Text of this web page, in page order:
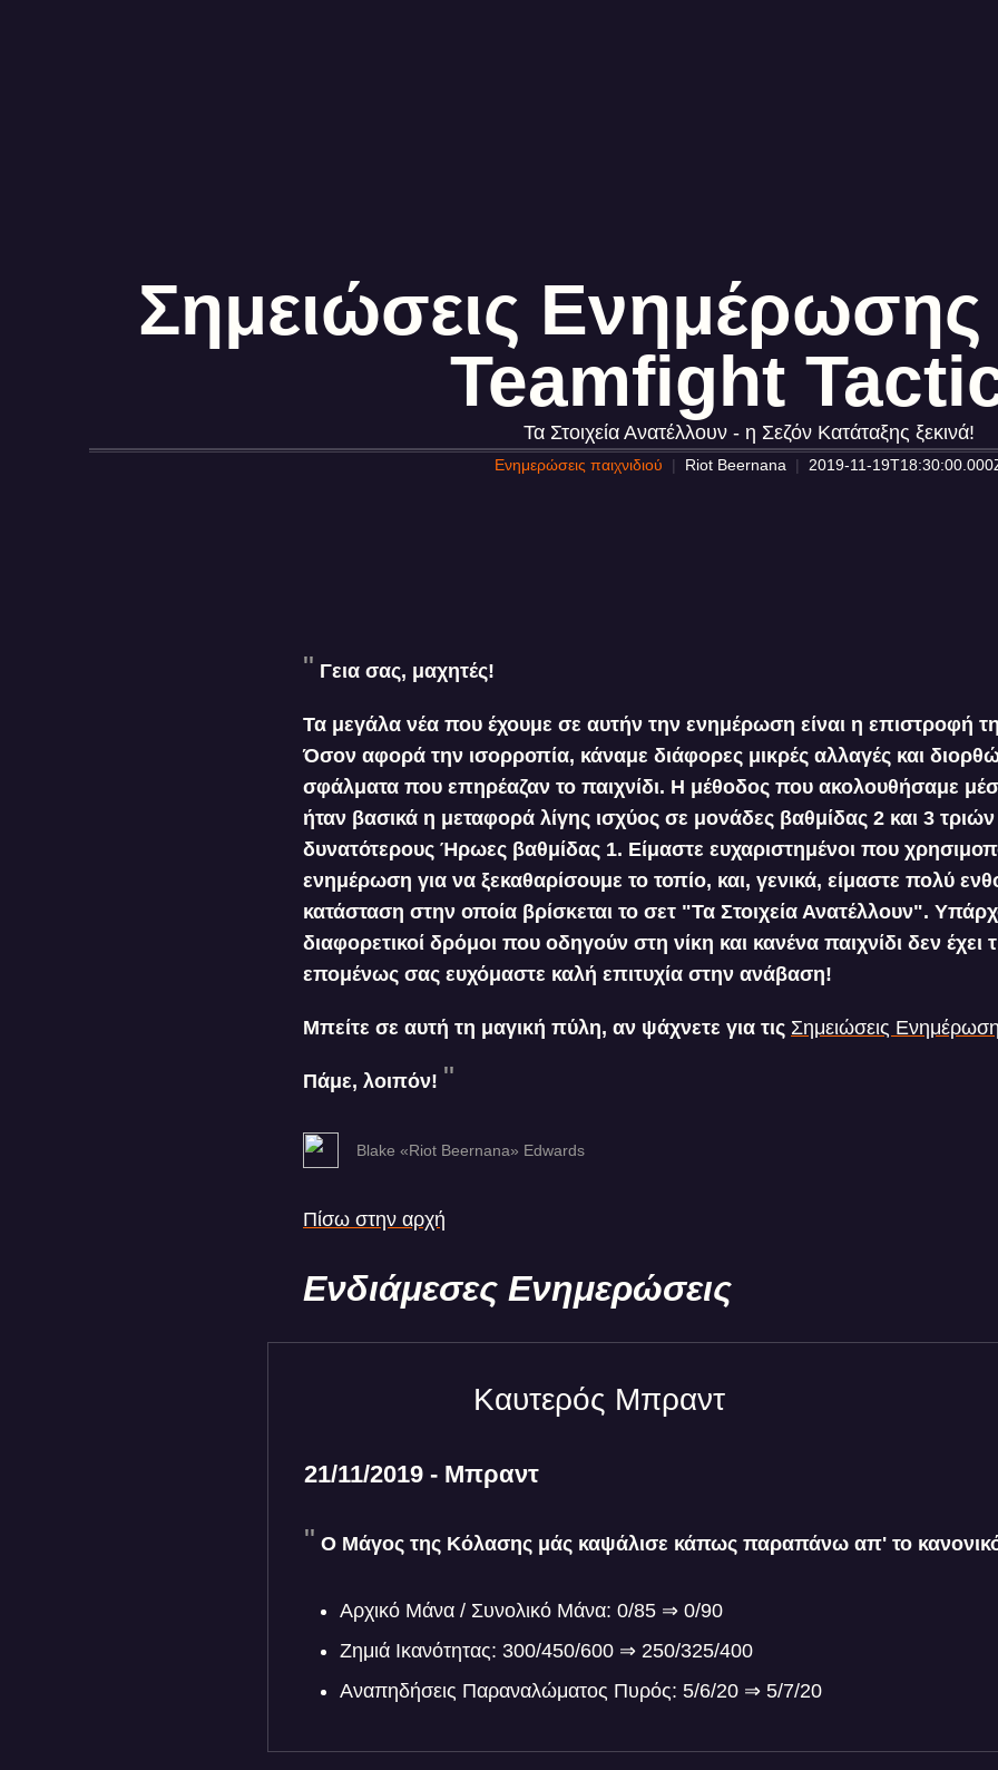
Σημειώσεις Ενημέρωσης
Teamfight
Τα Στοιχεία Ανατέλλουν - η Σεζόν Κατάταξης ξεκινά!
Ενημερώσεις παιχνιδιού Riot Beernana 2019-11-
Γεια σας, μαχητές!
Τα μεγάλα νέα που έχουμε σε αυτήν την ενημέρωση είναι η επιστροφή
Όσον αφορά την ισορροπία, κάναμε διάφορες μικρές αλλαγές και
σφάλματα που επηρέαζαν το παιχνίδι. Η μέθοδος που ακολουθήσαμε
ήταν βασικά η μεταφορά λίγης ισχύος σε μονάδες βαθμίδας 2 και 3
δυνατότερους Ήρωες βαθμίδας 1. Είμαστε ευχαριστημένοι που
ενημέρωση για να ξεκαθαρίσουμε το τοπίο, και, γενικά, είμαστε πολύ
κατάσταση στην οποία βρίσκεται το σετ "Τα Στοιχεία Ανατέλλουν".
διαφορετικοί δρόμοι που οδηγούν στη νίκη και κανένα παιχνίδι δεν έχει
επομένως σας ευχόμαστε καλή επιτυχία στην ανάβαση!
Μπείτε σε αυτή τη μαγική πύλη, αν ψάχνετε για τις Σημειώσεις
Πάμε, λοιπόν!
Blake «Riot Beernana» Edwards
Πίσω στην αρχή
Ενδιάμεσες Ενημερώσεις
Καυτερός Μπραντ
21/11/2019 - Μπραντ
Ο Μάγος της Κόλασης μάς καψάλισε κάπως παραπάνω απ' το
Αρχικό Μάνα / Συνολικό Μάνα: 0/85 ⇒ 0/90
Ζημιά Ικανότητας: 300/450/600 ⇒ 250/325/400
Αναπηδήσεις Παραναλώματος Πυρός: 5/6/20 ⇒ 5/7/20